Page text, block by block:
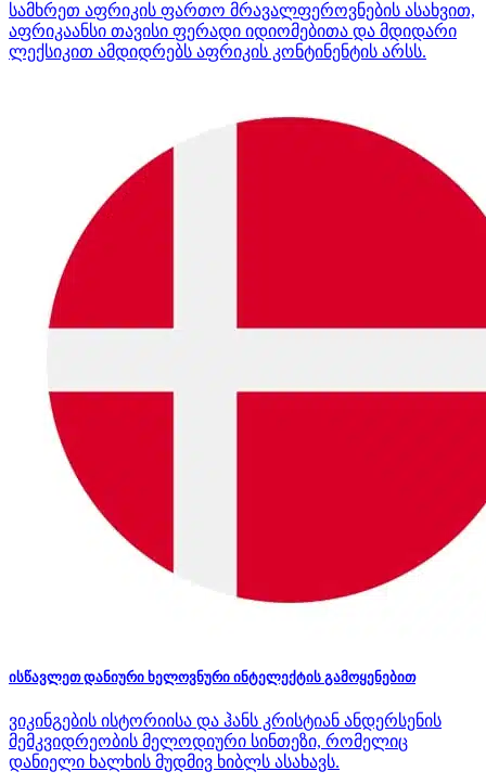
სამხრეთ აფრიკის ფართო მრავალფეროვნების ასახვით,
აფრიკაანსი თავისი ფერადი იდიომებითა და მდიდარი
ლექსიკით ამდიდრებს აფრიკის კონტინენტის არსს.
ისწავლეთ დანიური ხელოვნური ინტელექტის გამოყენებით
ვიკინგების ისტორიისა და ჰანს კრისტიან ანდერსენის
მემკვიდრეობის მელოდიური სინთეზი, რომელიც
დანიელი ხალხის მუდმივ ხიბლს ასახავს.